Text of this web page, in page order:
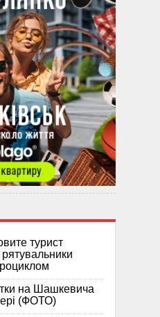
турист
на Шашкевича
(ФОТО)